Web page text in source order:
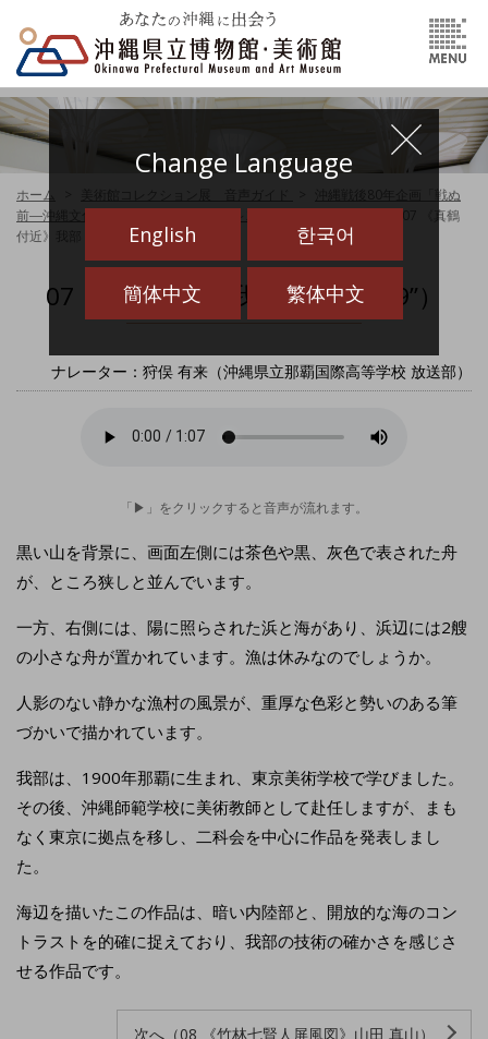
Change Language
English 한국어
簡体中文 繁体中文
ホーム
沖縄戦後80年企画「戦ぬ
前―沖縄文化の近代―」（2025.11.1～2026.2.1）音声ガイド
07 《真鶴
付近》我部 政達（1’09”）
07 《真鶴付近》我部 政達（1’09”）
ナレーター：狩俣 有来（沖縄県立那覇国際高等学校 放送部）
「▶」をクリックすると音声が流れます。
黒い山を背景に、画面左側には茶色や黒、灰色で表された舟
が、ところ狭しと並んでいます。
一方、右側には、陽に照らされた浜と海があり、浜辺には2艘
の小さな舟が置かれています。漁は休みなのでしょうか。
人影のない静かな漁村の風景が、重厚な色彩と勢いのある筆
づかいで描かれています。
我部は、1900年那覇に生まれ、東京美術学校で学びました。
その後、沖縄師範学校に美術教師として赴任しますが、まも
なく東京に拠点を移し、二科会を中心に作品を発表しまし
た。
海辺を描いたこの作品は、暗い内陸部と、開放的な海のコン
トラストを的確に捉えており、我部の技術の確かさを感じさ
せる作品です。
次へ（08 《竹林七賢人屏風図》山田 真山）